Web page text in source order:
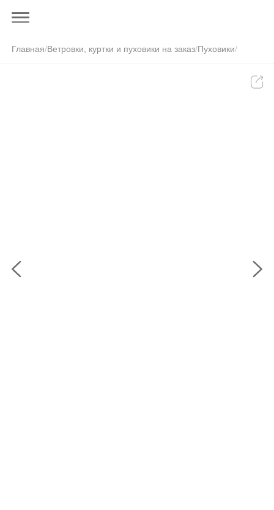
Главная/Ветровки, куртки и пуховики на заказ/Пуховики/